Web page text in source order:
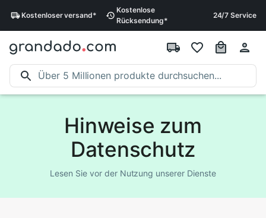
Kostenloserversand*
Kostenlose
Rücksendung*
24/7 Service
Hinweise zum
Datenschutz
Lesen Sie vor der Nutzung unserer Dienste